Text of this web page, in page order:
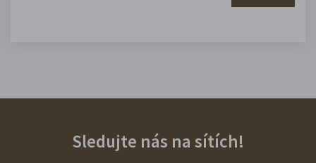
Sledujte nás na sítích!